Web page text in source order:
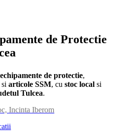
de Protectie
echipamente de protectie,
siarticole SSM, cu stoc local si
Tulcea.
Incinta Iberom